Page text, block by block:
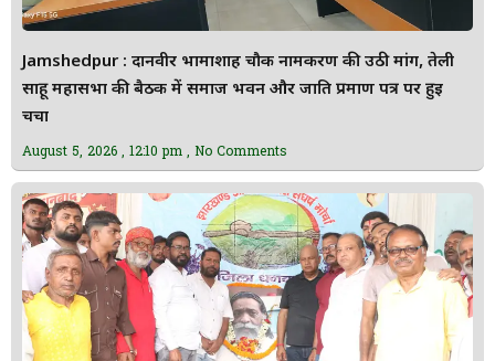
Jamshedpur : दानवीर भामाशाह चौक नामकरण की उठी मांग, तेली
साहू महासभा की बैठक में समाज भवन और जाति प्रमाण पत्र पर हुई
चर्चा
August 5, 2026 12:10 pm No Comments